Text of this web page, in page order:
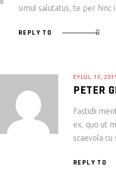
simul salutatus, te per
REPLY TO
EYLÜL 13,
PETER
Fastidii
ex, quo ut
scaevola cu
REPLY TO